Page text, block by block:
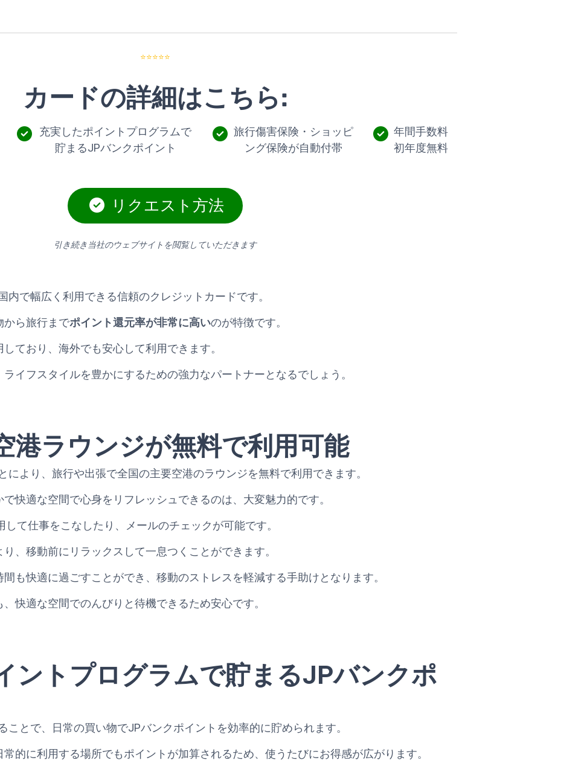
⭐⭐⭐⭐⭐
カードの詳細はこちら:
充実したポイントプログラムで
貯まるJPバンクポイント
旅行傷害保険・ショッピ
ング保険が自動付帯
年間手数料
初年度無料
リクエスト方法
引き続き当社のウェブサイトを閲覧していただきます
内で幅広く利用できる信頼のクレジットカードです。
から旅行までポイント還元率が非常に高いのが特徴です。
ており、海外でも安心して利用できます。
イフスタイルを豊かにするための強力なパートナーとなるでしょう。
港ラウンジが無料で利用可能
により、旅行や出張で全国の主要空港のラウンジを無料で利用できます。
快適な空間で心身をリフレッシュできるのは、大変魅力的です。
して仕事をこなしたり、メールのチェックが可能です。
、移動前にリラックスして一息つくことができます。
も快適に過ごすことができ、移動のストレスを軽減する手助けとなります。
快適な空間でのんびりと待機できるため安心です。
ントプログラムで貯まるJPバンクポ
ことで、日常の買い物でJPバンクポイントを効率的に貯められます。
的に利用する場所でもポイントが加算されるため、使うたびにお得感が広がります。